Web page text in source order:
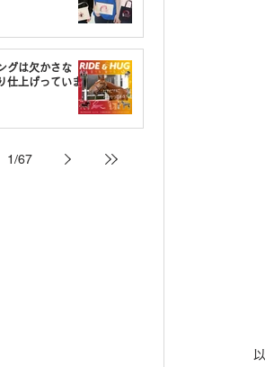
グは欠かさな
仕上げっていま
1/67